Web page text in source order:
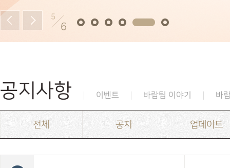
5
6
공지사항 이벤트 바람팀 이야기 바
전체 공지 업데이트